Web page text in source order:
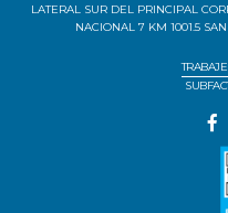
LATERAL SUR DEL PRINCIPAL
NACIONAL 7 KM 1001.5